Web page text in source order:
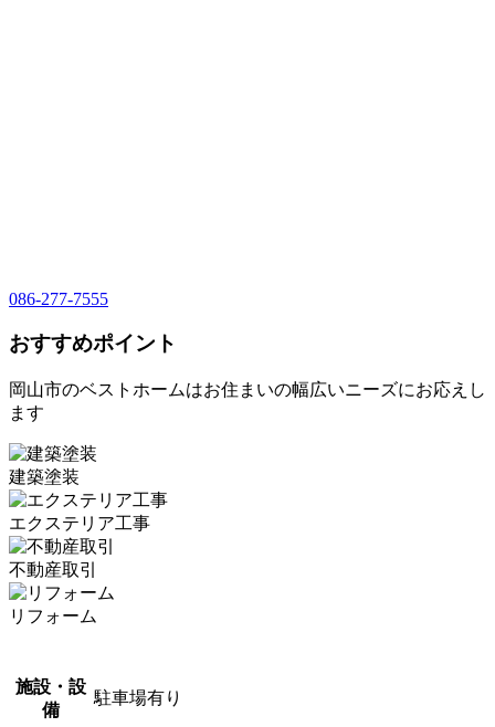
086-277-7555
おすすめポイント
岡山市のベストホームはお住まいの幅広いニーズにお応えし
ます
建築塗装
エクステリア工事
不動産取引
リフォーム
施設・設
備
駐車場有り